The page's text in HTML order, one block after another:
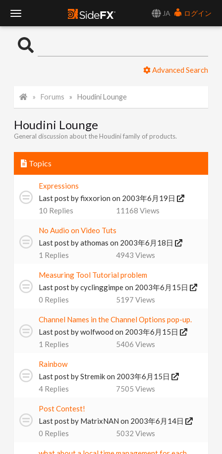
JA
ログイン
o
l
e
Advanced Search
Forums Houdini Lounge
Houdini Lounge
General discussion about the Houdini family of products.
Topics
Expressions
Last post byfixxorion on 2003年6月19日
10 Replies 11168 Views
No Audio on Video Tuts
Last post byathomas on 2003年6月18日
1 Replies 4943 Views
Measuring Tool Tutorial problem
Last post bycyclinggimpeon 2003年6月15日
0 Replies 5197 Views
Channel Names in the Channel Options pop-up.
Last post bywolfwood on 2003年6月15日
1 Replies 5406 Views
Rainbow
Last post byStremikon 2003年6月15日
4 Replies 7505 Views
Post Contest!
Last post by MatrixNAN on 2003年6月14日
0 Replies 5032 Views